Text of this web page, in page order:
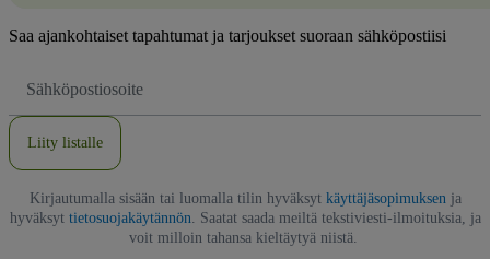
Saa ajankohtaiset tapahtumat ja tarjoukset suoraan sähköpostiisi
Liity listalle
Kirjautumalla sisään tai luomalla tilin hyväksyt käyttäjäsopimuksenja
hyväksyt tietosuojakäytännön. Saatat saada meiltä tekstiviesti-ilmoituksia, ja
voit milloin tahansa kieltäytyä niistä.